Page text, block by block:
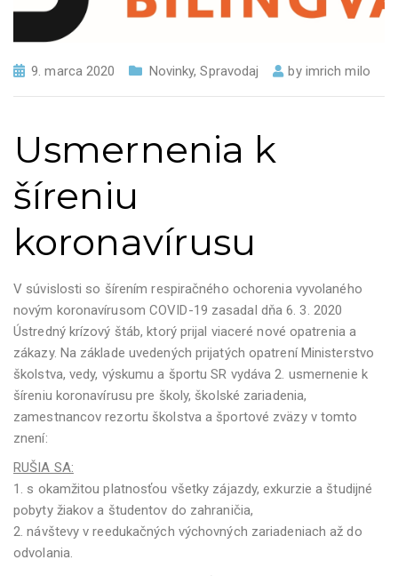
9. marca 2020 Novinky,Spravodaj by imrich milo
Usmernenia k
šíreniu
koronavírusu
V súvislosti so šírením respiračného ochorenia vyvolaného
novým koronavírusom COVID-19 zasadal dňa 6. 3. 2020
Ústredný krízový štáb, ktorý prijal viaceré nové opatrenia a
zákazy. Na základe uvedených prijatých opatrení Ministerstvo
školstva, vedy, výskumu a športu SR vydáva 2. usmernenie k
šíreniu koronavírusu pre školy, školské zariadenia,
zamestnancov rezortu školstva a športové zväzy v tomto
znení:
RUŠIA SA:
1. s okamžitou platnosťou všetky zájazdy, exkurzie a študijné
pobyty žiakov a študentov do zahraničia,
2. návštevy v reedukačných výchovných zariadeniach až do
odvolania.